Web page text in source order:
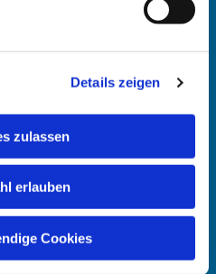
Details zeigen
zulassen
erlauben
Cookies
66
für das Angehörigen-Navi